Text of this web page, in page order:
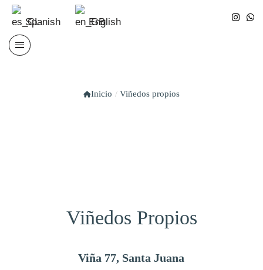
Saltar
al
Spanish English
Inicio / Viñedos propios
Viñedos Propios
Viña 77, Santa Juana